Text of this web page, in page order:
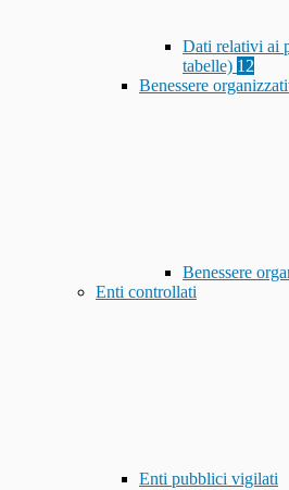
Dati relativi ai
tabelle) 12
Benessere
Benessere
Enti controllati
Enti pubblici vigilati